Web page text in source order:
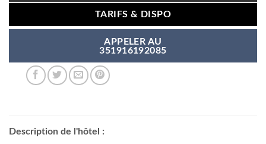
TARIFS & DISPO
APPELER AU
351916192085
Description de l'hôtel :